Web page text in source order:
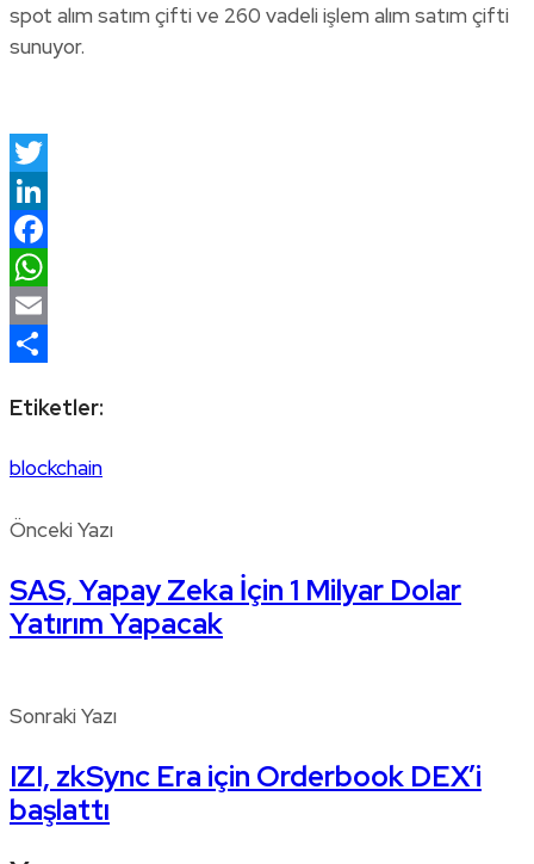
spot alım satım çifti ve 260 vadeli işlem alım satım çifti
sunuyor.
Twitter
LinkedIn
Facebook
WhatsApp
Email
Etiketler:
blockchain
Önceki Yazı
SAS, Yapay Zeka İçin 1 Milyar Dolar
Yatırım Yapacak
Sonraki Yazı
IZI, zkSync Era için Orderbook DEX’i
başlattı